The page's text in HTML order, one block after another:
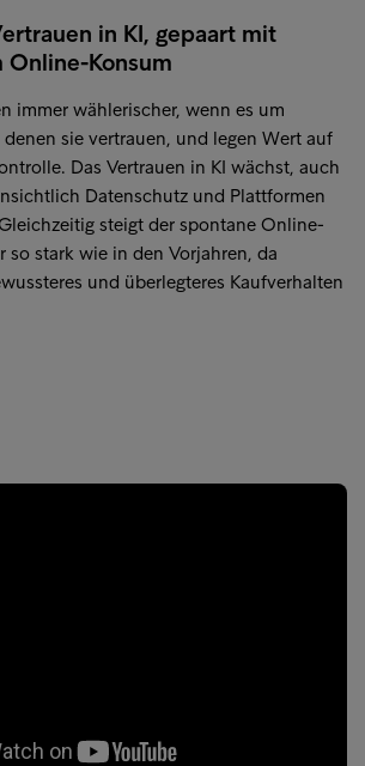
in KI, gepaart mit
Konsum
immer wählerischer, wenn es um
sie vertrauen, und legen Wert auf
Das Vertrauen in KI wächst, auch
Datenschutz und Plattformen
steigt der spontane Online-
so stark wie in den Vorjahren, da
und überlegteres Kaufverhalten